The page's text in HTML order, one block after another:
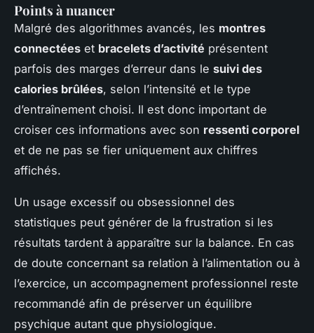
Points à nuancer
Malgré des algorithmes avancés, les montres
connectées et bracelets d’activité présentent
parfois des marges d’erreur dans le suivi des
calories brûlées, selon l’intensité et le type
d’entraînement choisi. Il est donc important de
croiser ces informations avec son ressenti corporel
et de ne pas se fier uniquement aux chiffres
affichés.
Un usage excessif ou obsessionnel des
statistiques peut générer de la frustration si les
résultats tardent à apparaître sur la balance. En cas
de doute concernant sa relation à l’alimentation ou à
l’exercice, un accompagnement professionnel reste
recommandé afin de préserver un équilibre
psychique autant que physiologique.